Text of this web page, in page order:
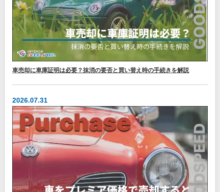
車売却に車庫証明は必要？抹消の要否と買い替え時の手続きを解説
2026.07.31